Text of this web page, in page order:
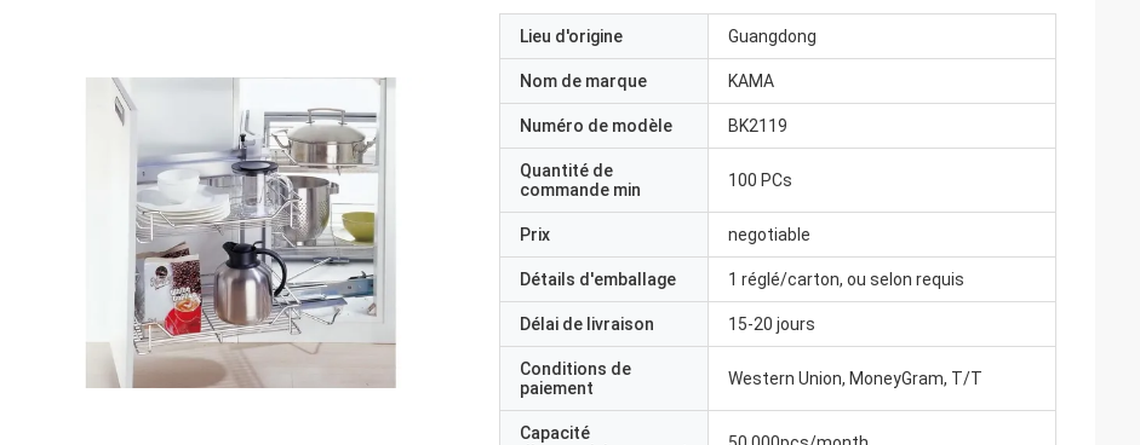
Lieu d'origine Guangdong
Nom de marque KAMA
Numéro de modèle BK2119
Quantité de
commande min
100 PCs
Prix negotiable
Détails d'emballage 1 réglé/carton, ou selon requis
Délai de livraison 15-20 jours
Conditions de
paiement
Western Union, MoneyGram, T/T
Capacité